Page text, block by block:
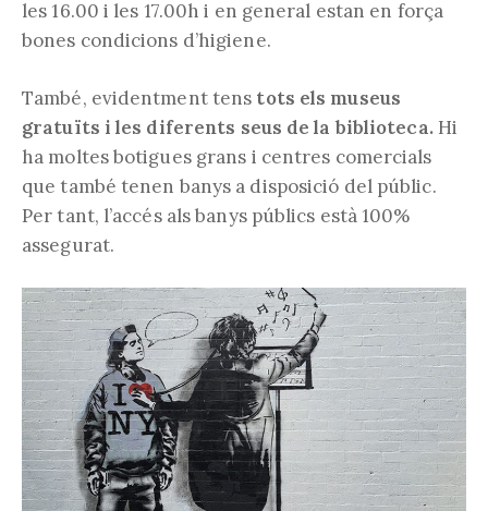
les 16.00 i les 17.00h i en general estan en força
bones condicions d’higiene.
També, evidentment tens tots els museus
gratuïts i les diferents seus de la biblioteca.Hi
ha moltes botigues grans i centres comercials
que també tenen banys a disposició del públic.
Per tant, l’accés als banys públics està 100%
assegurat.